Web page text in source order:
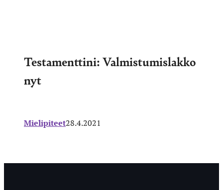
Testamenttini: Valmistumislakko
nyt
Mielipiteet28.4.2021